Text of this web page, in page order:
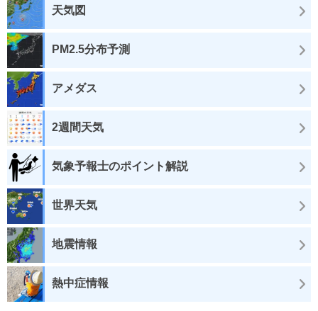
天気図
PM2.5分布予測
アメダス
2週間天気
気象予報士のポイント解説
世界天気
地震情報
熱中症情報